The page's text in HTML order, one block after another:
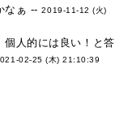
なぁ --2019-11-12 (火)
個人的には良い！と答
02-25 (木) 21:10:39